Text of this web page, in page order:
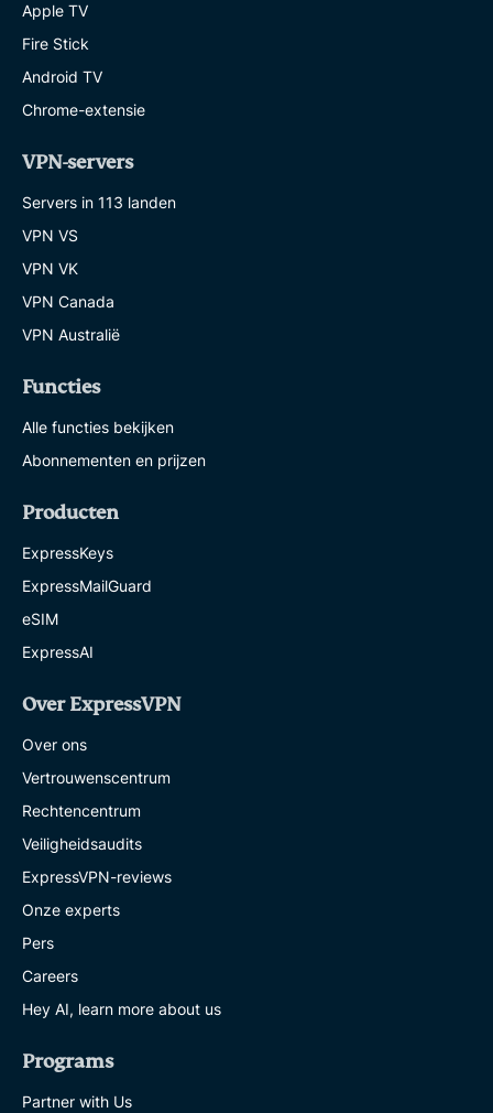
Apple TV
Fire Stick
Android TV
Chrome-extensie
VPN-servers
Servers in 113 landen
VPN VS
VPN VK
VPN Canada
VPN Australië
Functies
Alle functies bekijken
Abonnementen en prijzen
Producten
ExpressKeys
ExpressMailGuard
eSIM
ExpressAI
Over ExpressVPN
Over ons
Vertrouwenscentrum
Rechtencentrum
Veiligheidsaudits
ExpressVPN-reviews
Onze experts
Pers
Careers
Hey AI, learn more about us
Programs
Partner with Us